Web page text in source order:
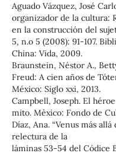
Aguado Vázquez, José
organizador de la cultura:
en la construcción del
5, n.o 5 (2008): 91-107.
China: Vida, 2009.
Braunstein, Néstor A.,
Freud: A cien años de
México: Siglo xxi, 2013.
Campbell, Joseph. El
mito. México: Fondo de
Díaz, Ana. “Venus más
relectura de la
láminas 53-54 del Códice